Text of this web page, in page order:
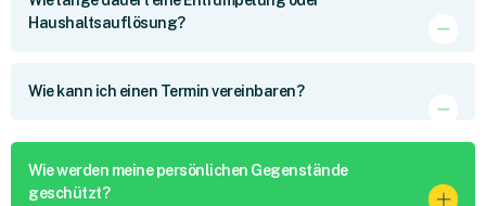
Haushaltsauflösung?
Wie kann ich einen Termin vereinbaren?
Wie werden meine persönlichen Gegenstände
geschützt?